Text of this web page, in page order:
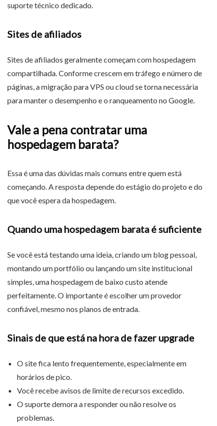
suporte técnico dedicado.
Sites de afiliados
Sites de afiliados geralmente começam com hospedagem
compartilhada. Conforme crescem em tráfego e número de
páginas, a migração para VPS ou cloud se torna necessária
para manter o desempenho e o ranqueamento no Google.
Vale a pena contratar uma
hospedagem barata?
Essa é uma das dúvidas mais comuns entre quem está
começando. A resposta depende do estágio do projeto e do
que você espera da hospedagem.
Quando uma hospedagem barata é suficiente
Se você está testando uma ideia, criando um blog pessoal,
montando um portfólio ou lançando um site institucional
simples, uma hospedagem de baixo custo atende
perfeitamente. O importante é escolher um provedor
confiável, mesmo nos planos de entrada.
Sinais de que está na hora de fazer upgrade
O site fica lento frequentemente, especialmente em
horários de pico.
Você recebe avisos de limite de recursos excedido.
O suporte demora a responder ou não resolve os
problemas.